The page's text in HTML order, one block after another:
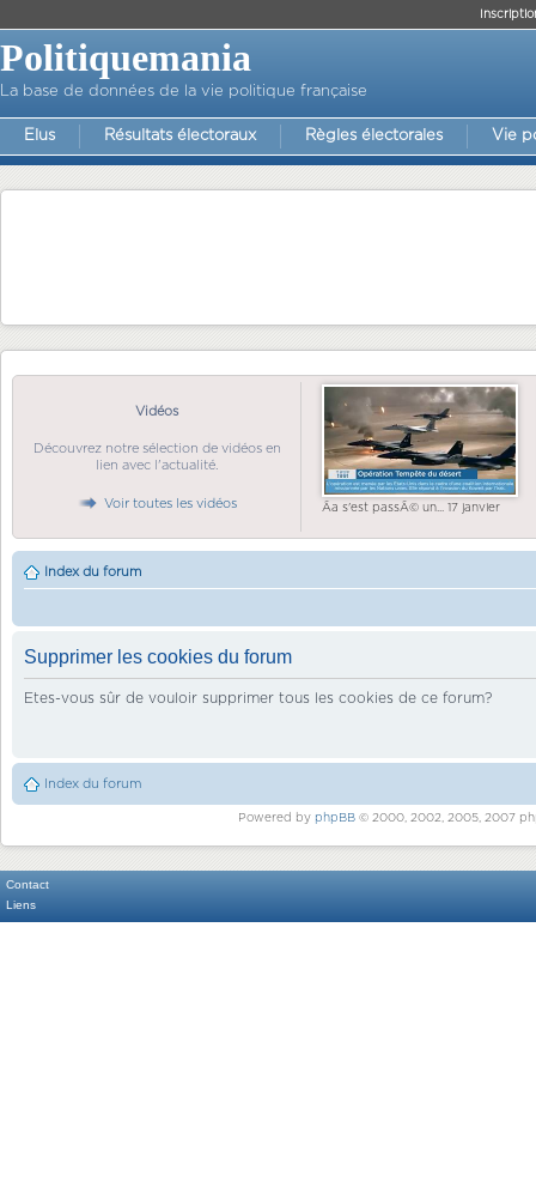
Politiquemania
La base de données de la vie politique française
Elus Résultats électoraux Règles électorales Vie
Vidéos
Découvrez notre sélection de vidéos en
lien avec l'actualité.
Voir toutes les vidéos Ãa s'est passÃ© un... 17 janvier
Index du forum
Supprimer les cookies du forum
Etes-vous sûr de vouloir supprimer tous les cookies de ce forum?
Index du forum
Powered by phpBB© 2000, 2002, 2005, 2007
Contact
Liens